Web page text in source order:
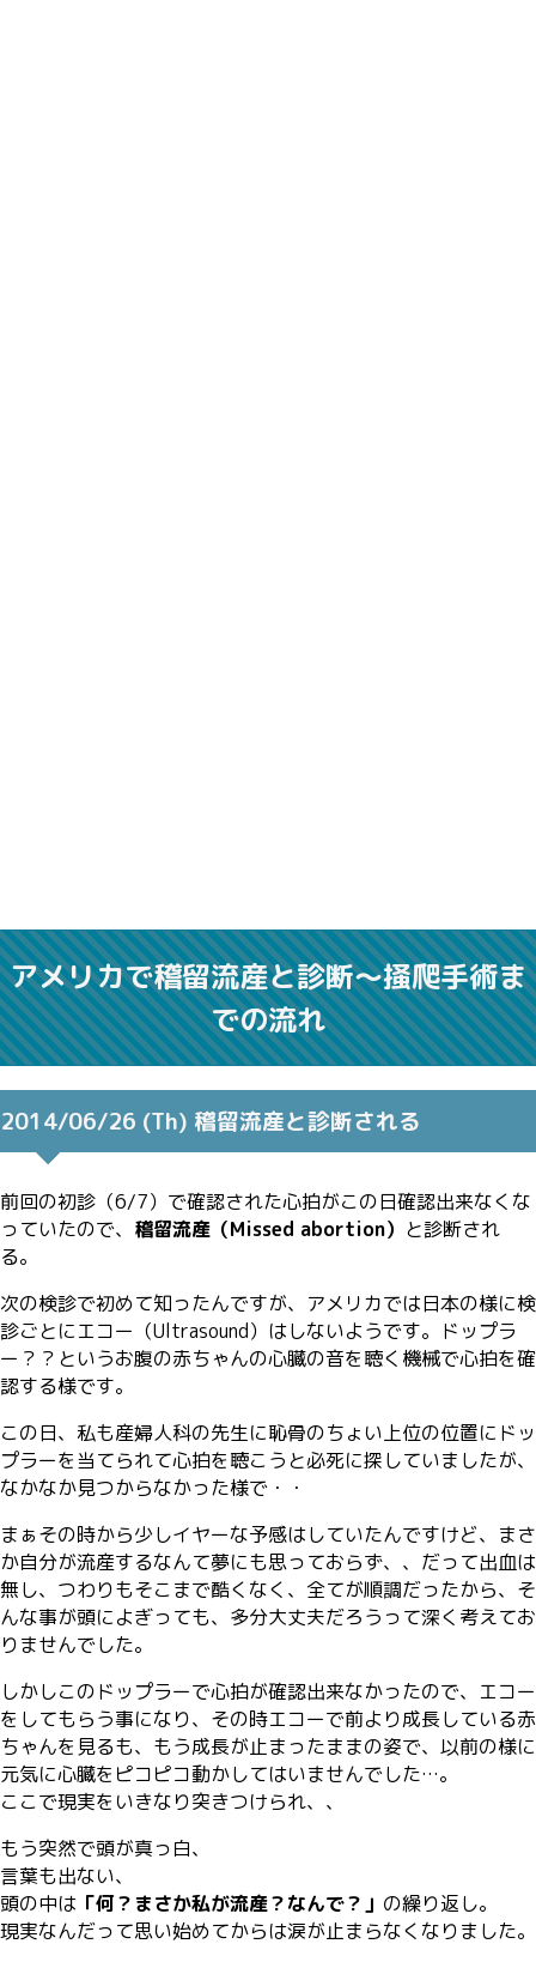
アメリカで稽留流産と診断〜掻爬手術ま
での流れ
2014/06/26 (Th) 稽留流産と診断される
前回の初診（6/7）で確認された心拍がこの日確認出来なくな
っていたので、 稽留流産（Missed abortion） と診断され
る。
次の検診で初めて知ったんですが、アメリカでは日本の様に検
診ごとにエコー（Ultrasound）はしないようです。ドップラ
ー？？というお腹の赤ちゃんの心臓の音を聴く機械で心拍を確
認する様です。
この日、私も産婦人科の先生に恥骨のちょい上位の位置にドッ
プラーを当てられて心拍を聴こうと必死に探していましたが、
なかなか見つからなかった様で・・
まぁその時から少しイヤーな予感はしていたんですけど、まさ
か自分が流産するなんて夢にも思っておらず、、だって出血は
無し、つわりもそこまで酷くなく、全てが順調だったから、そ
んな事が頭によぎっても、多分大丈夫だろうって深く考えてお
りませんでした。
しかしこのドップラーで心拍が確認出来なかったので、エコー
をしてもらう事になり、その時エコーで前より成長している赤
ちゃんを見るも、もう成長が止まったままの姿で、以前の様に
元気に心臓をピコピコ動かしてはいませんでした…。
ここで現実をいきなり突きつけられ、、
もう突然で頭が真っ白、
言葉も出ない、
頭の中は 「何？まさか私が流産？なんで？」 の繰り返し。
現実なんだって思い始めてからは涙が止まらなくなりました。